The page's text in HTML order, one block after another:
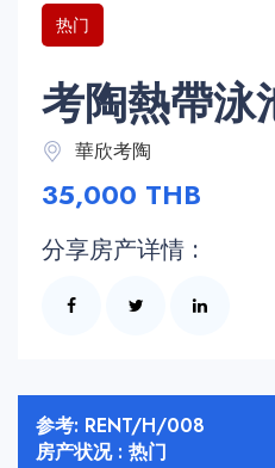
热门
考陶熱帶泳
華欣考陶
35,000 THB
分享房产详情 :
参考: RENT/H/008
房产状况 : 热门